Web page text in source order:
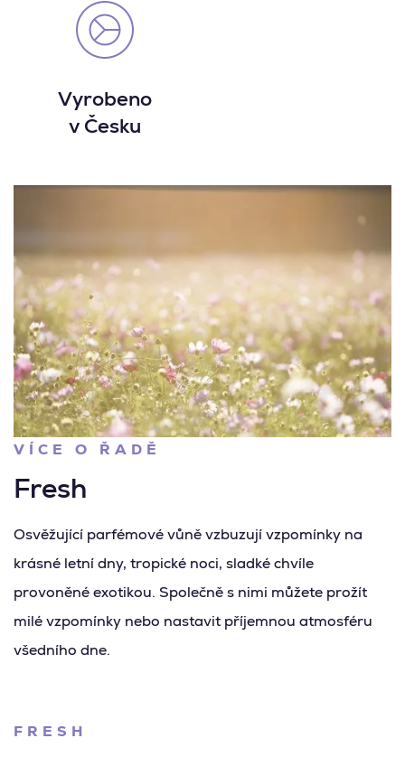
Vyrobeno
v Česku
VÍCE O ŘADĚ
Fresh
Osvěžující parfémové vůně vzbuzují vzpomínky na
krásné letní dny, tropické noci, sladké chvíle
provoněné exotikou. Společně s nimi můžete prožít
milé vzpomínky nebo nastavit příjemnou atmosféru
všedního dne.
FRESH